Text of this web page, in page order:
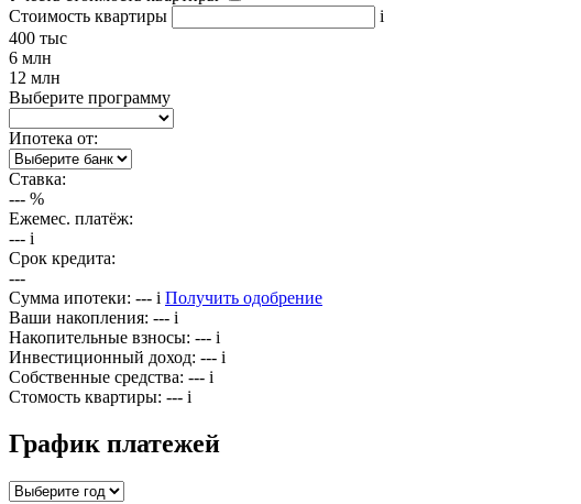
Стоимость квартиры
i
400 тыс
6 млн
12 млн
Выберите программу
Ипотека от:
Ставка:
--- %
Ежемес. платёж:
--- i
Срок кредита:
---
Сумма ипотеки: --- i Получить одобрение
Ваши накопления: --- i
Накопительные взносы: --- i
Инвестиционный доход: --- i
Собственные средства: --- i
Стомость квартиры: --- i
График платежей